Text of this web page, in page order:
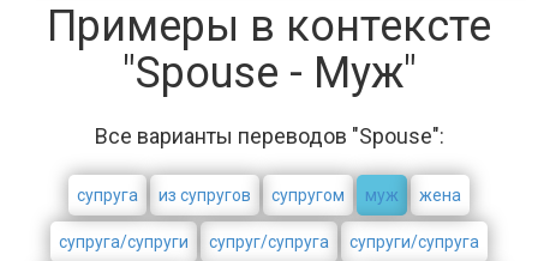
Примеры в контексте
"Spouse - Муж"
Все варианты переводов "Spouse":
супруга из супругов супругом муж жена
супруга/супруги супруг/супруга супруги/супруга